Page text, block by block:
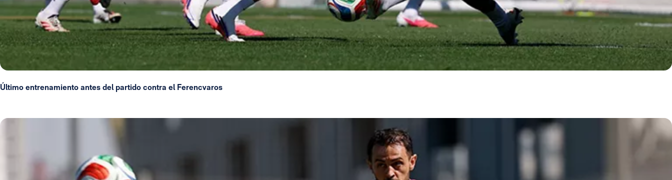
Último entrenamiento antes del partido contra el Ferencvaros